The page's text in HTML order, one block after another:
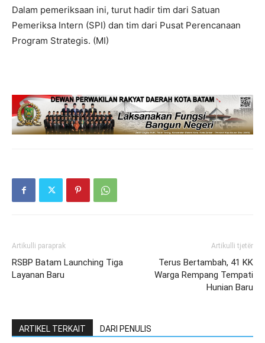
Dalam pemeriksaan ini, turut hadir tim dari Satuan
Pemeriksa Intern (SPI) dan tim dari Pusat Perencanaan
Program Strategis. (MI)
Artikulli paraprak
RSBP Batam Launching Tiga
Layanan Baru
Artikulli tjetër
Terus Bertambah, 41 KK
Warga Rempang Tempati
Hunian Baru
ARTIKEL TERKAIT DARI PENULIS